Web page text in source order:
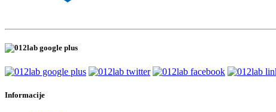
Informacije